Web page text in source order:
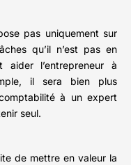
pas uniquement sur
qu’il n’est pas en
aider l’entrepreneur à
il sera bien plus
à un expert
seul.
de mettre en valeur la